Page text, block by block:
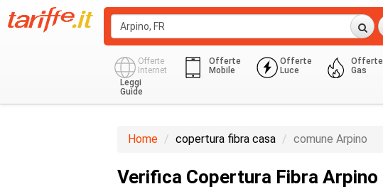
Offerte
Internet
Offerte
Mobile
Offerte
Luce
Offerte
Gas
Leggi
Guide
Home copertura fibra casa comune Arpino
Verifica Copertura Fibra Arpino